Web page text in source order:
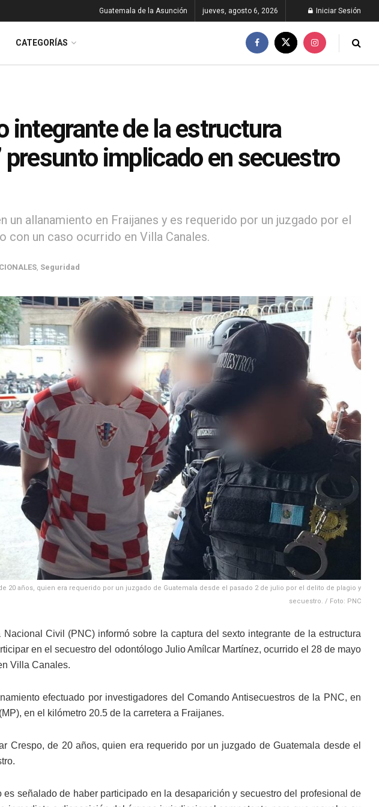
Guatemala de la Asunción jueves, agosto 6, 2026 Iniciar Sesión
CATEGORÍAS
integrante de la estructura
presunto implicado en secuestro
un allanamiento en Fraijanes y es requerido por un juzgado por el
un caso ocurrido en Villa Canales.
Seguridad
20 años, quien era requerido por un juzgado de Guatemala desde el pasado 2 de julio por el delito de plagio y
secuestro. / Foto: PNC
Nacional Civil (PNC) informó sobre la captura del sexto integrante de la estructura
en el secuestro del odontólogo Julio Amílcar Martínez, ocurrido el 28 de mayo
Villa Canales.
efectuado por investigadores del Comando Antisecuestros de la PNC, en
en el kilómetro 20.5 de la carretera a Fraijanes.
Crespo, de 20 años, quien era requerido por un juzgado de Guatemala desde el
señalado de haber participado en la desaparición y secuestro del profesional de